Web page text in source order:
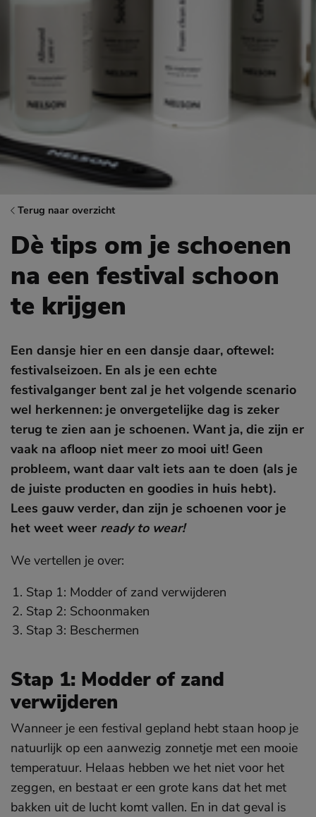
Terug naar overzicht
Dè tips om je schoenen
na een festival schoon
te krijgen
Een dansje hier en een dansje daar, oftewel:
festivalseizoen. En als je een echte
festivalganger bent zal je het volgende scenario
wel herkennen: je onvergetelijke dag is zeker
terug te zien aan je schoenen. Want ja, die zijn er
vaak na afloop niet meer zo mooi uit! Geen
probleem, want daar valt iets aan te doen (als je
de juiste producten en goodies in huis hebt).
Lees gauw verder, dan zijn je schoenen voor je
het weet weer ready to wear!
We vertellen je over:
Stap 1: Modder of zand verwijderen
Stap 2: Schoonmaken
Stap 3: Beschermen
Stap 1: Modder of zand
verwijderen
Wanneer je een festival gepland hebt staan hoop je
natuurlijk op een aanwezig zonnetje met een mooie
temperatuur. Helaas hebben we het niet voor het
zeggen, en bestaat er een grote kans dat het met
bakken uit de lucht komt vallen. En in dat geval is